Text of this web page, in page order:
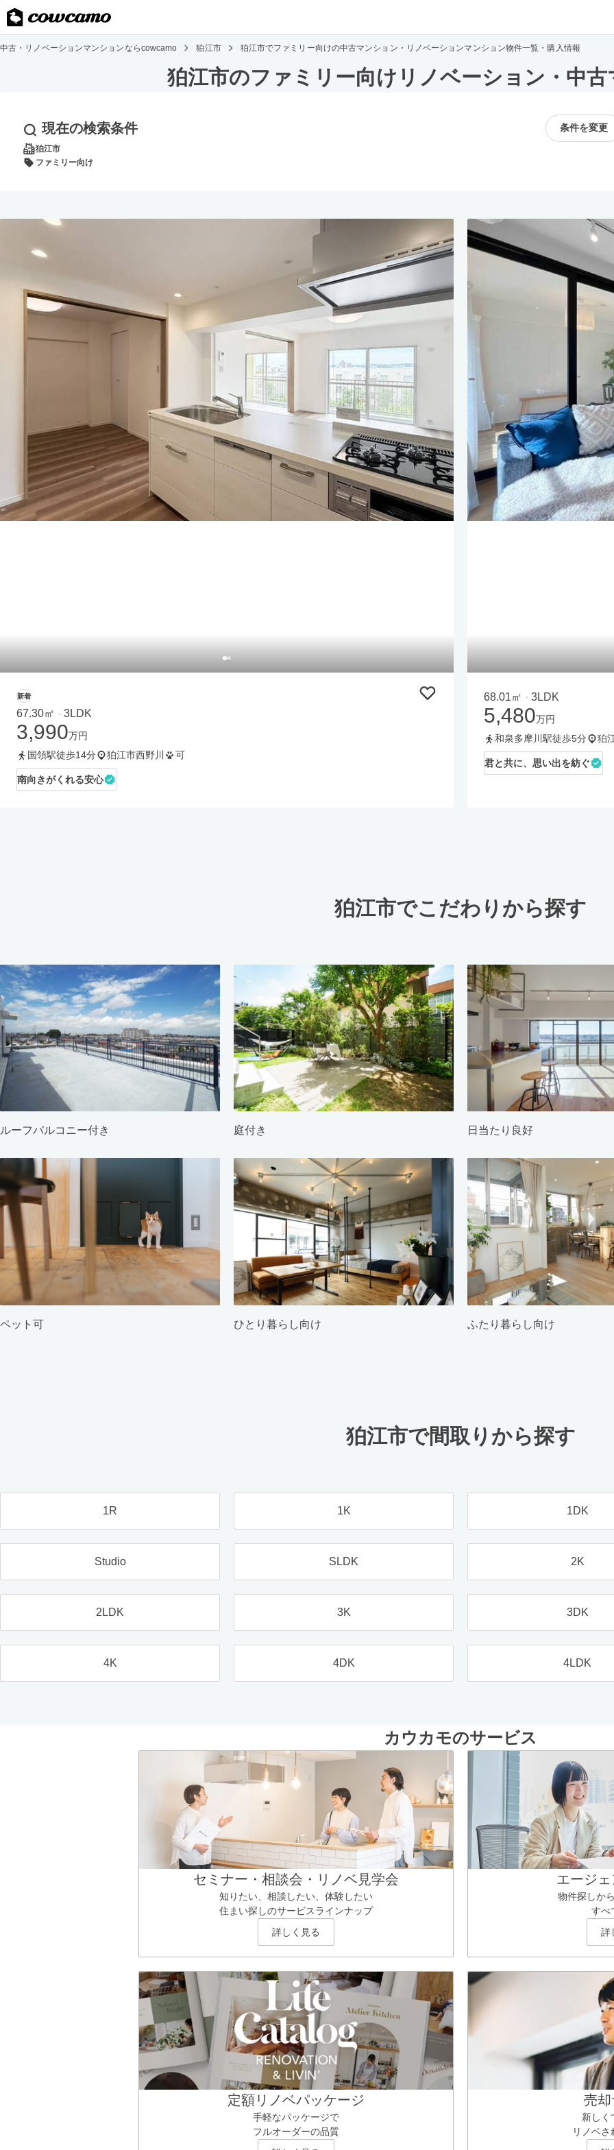
中古・リノベーションマンションならcowcamo 狛江市 狛江市でファミリー向けの中古マンション・リノベーションマンション物件一覧・購入情報
狛江市のファミリー向けリノベーション・中
現在の検索条件 条件を変更
狛江市
ファミリー向け
新着
67.30㎡ ・ 3LDK
3,990万円
国領駅徒歩14分
狛江市西野川 可
南向きがくれる安心
68.01㎡ ・ 3LDK
5,480万円
和泉多摩川駅徒歩5分
狛
君と共に、思い出を紡ぐ
狛江市でこだわりから探す
ルーフバルコニー付き 庭付き 日当たり良好
ペット可 ひとり暮らし向け ふたり暮らし向け
狛江市で間取りから探す
1R 1K 1DK
Studio SLDK 2K
2LDK 3K 3DK
4K 4DK 4LDK
カウカモのサービス
セミナー・相談会・リノベ見学会
知りたい、相談したい、体験したい
住まい探しのサービスラインナップ
詳しく見る
エージ
物件探しか
すべ
詳
定額リノベパッケージ
手軽なパッケージで
フルオーダーの品質
売
新しく
リノベ